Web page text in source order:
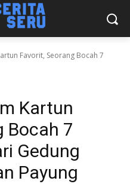
Favorit, Seorang Bocah 7
Kartun
Bocah 7
Gedung
Payung